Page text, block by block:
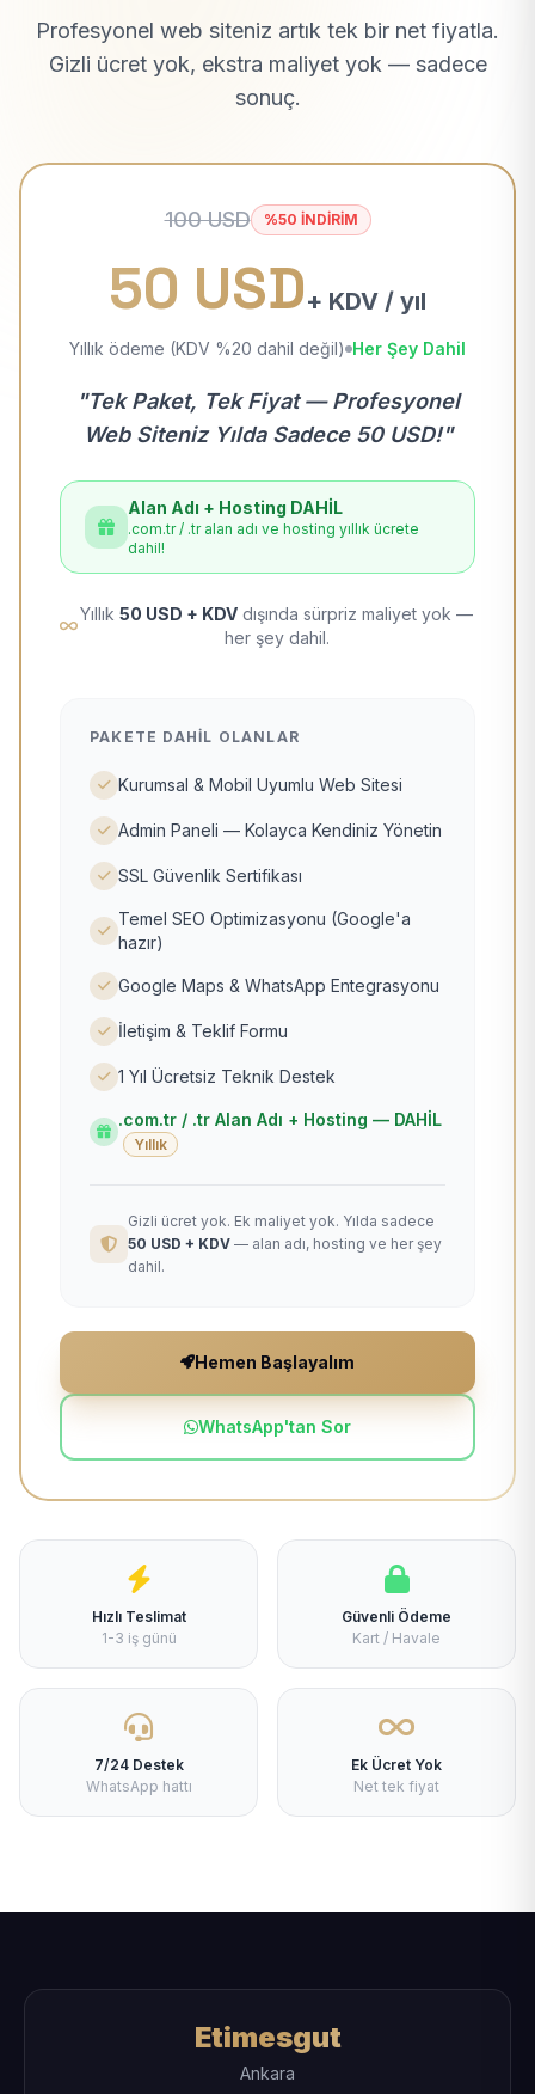
Profesyonel web siteniz artık tek bir net fiyatla.
Gizli ücret yok, ekstra maliyet yok — sadece
sonuç.
100 USD %50 İNDİRİM
50 USD+ KDV / yıl
Yıllık ödeme (KDV %20 dahil değil) Her Şey Dahil
"Tek Paket, Tek Fiyat — Profesyonel
Web Siteniz Yılda Sadece 50 USD!"
Alan Adı + Hosting DAHİL
.com.tr / .tr alan adı ve hosting yıllık ücrete
dahil!
Yıllık 50 USD + KDV dışında sürpriz maliyet yok —
her şey dahil.
PAKETE DAHIL OLANLAR
Kurumsal & Mobil Uyumlu Web Sitesi
Admin Paneli — Kolayca Kendiniz Yönetin
SSL Güvenlik Sertifikası
Temel SEO Optimizasyonu (Google'a
hazır)
Google Maps & WhatsApp Entegrasyonu
İletişim & Teklif Formu
1 Yıl Ücretsiz Teknik Destek
.com.tr / .tr Alan Adı + Hosting — DAHİL
Yıllık
Gizli ücret yok. Ek maliyet yok. Yılda sadece
50 USD + KDV — alan adı, hosting ve her şey
dahil.
Hemen Başlayalım
WhatsApp'tan Sor
Hızlı Teslimat
1-3 iş günü
Güvenli Ödeme
Kart / Havale
7/24 Destek
WhatsApp hattı
Ek Ücret Yok
Net tek fiyat
Etimesgut
Ankara